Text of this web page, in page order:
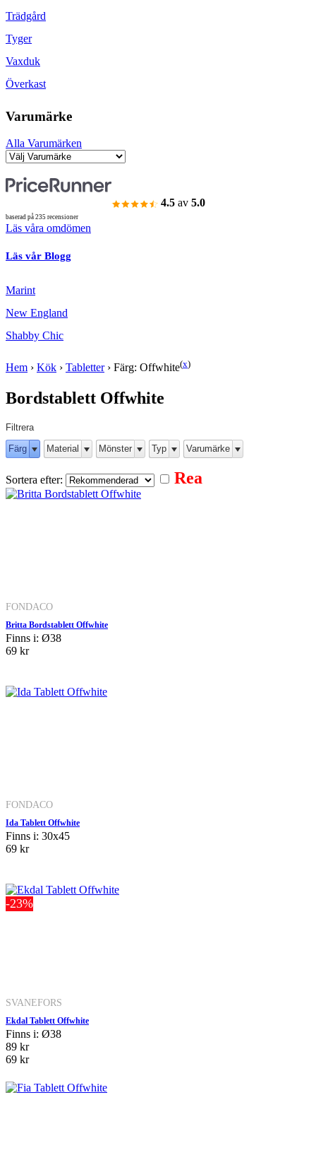
Trädgård
Tyger
Vaxduk
Överkast
Varumärke
Alla Varumärken
4.5 av 5.0
baserad på 235 recensioner
Läs våra omdömen
Läs vår Blogg
Marint
New England
Shabby Chic
Hem › Kök › Tabletter› Färg: Offwhite(x)
Bordstablett Offwhite
Filtrera
Färg
Material Mönster Typ Varumärke
Sortera efter: Rea
FONDACO
Britta Bordstablett Offwhite
Finns i: Ø38
69 kr
FONDACO
Ida Tablett Offwhite
Finns i: 30x45
69 kr
-23%
SVANEFORS
Ekdal Tablett Offwhite
Finns i: Ø38
89 kr
69 kr